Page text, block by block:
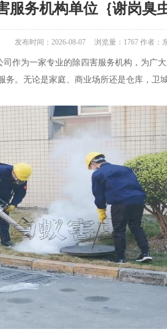
服务机构单位｛谢岗臭
发布时间：2026-08-07 浏览量： 1767作者：
作为一家专业的除四害服务机构，为广
务。无论是家庭、商业场所还是仓库，